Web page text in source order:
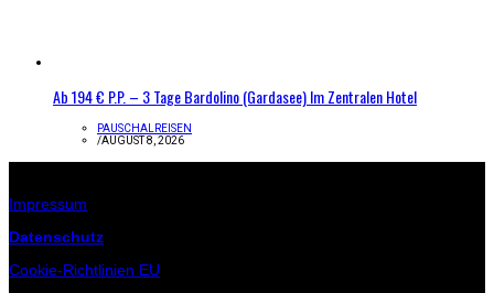
Ab 194 € P.P. – 3 Tage Bardolino (Gardasee) Im Zentralen Hotel
PAUSCHALREISEN
/AUGUST 8, 2026
Impressum
Datenschutz
Cookie-Richtlinien EU